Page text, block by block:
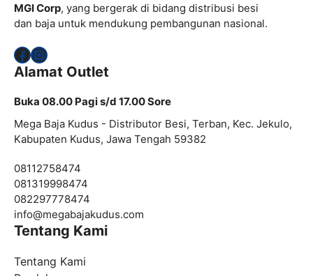
MGI Corp, yang bergerak di bidang distribusi besi
dan baja untuk mendukung pembangunan nasional.
Facebook
Instagram
Alamat Outlet
Buka 08.00 Pagi s/d 17.00 Sore
Mega Baja Kudus - Distributor Besi, Terban, Kec. Jekulo,
Kabupaten Kudus, Jawa Tengah 59382
08112758474
081319998474
082297778474
info@megabajakudus.com
Tentang Kami
Tentang Kami